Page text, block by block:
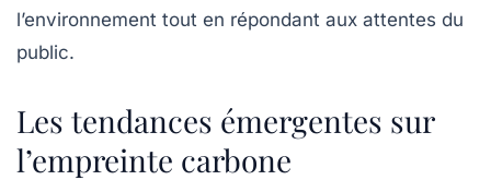
l’environnement tout en répondant aux attentes du
public.
Les tendances émergentes sur
l’empreinte carbone